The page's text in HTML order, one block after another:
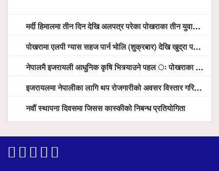
मर्दी हिमालमा तीन दिन देखि अलपत्र परेका पोखराका तीन युवाको सशस्त्र प्रहरी सहितको टोलीको साहसिक उद्धार
पोखरामा एलपी ग्यास सहज पार्न भोलि (शुक्रबार) देखि खुद्रा पसलबाटै बिक्रि वितरण हुने, स्टोर नगर्न आग्रह
नेपालमै इजरायली आधुनिक कृषि भित्र्याउने पहल ः पोखराका मेयर धनराज आचार्य र इजरायली राजदूतबीच सहकार्य विस्तारको संकेत
इजरायलमा नेपालीका लागि थप रोजगारीको अवसर विस्तार गरिने ः राजदूत बास
नवौं स्थापना दिवसमा जिसस कास्कीको निबन्ध प्रतियोगिता